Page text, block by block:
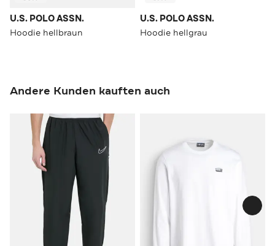
U.S. POLO ASSN.
Hoodie hellbraun
U.S. POLO ASSN.
Hoodie hellgrau
Andere Kunden kauften auch